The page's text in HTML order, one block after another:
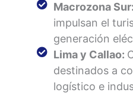
Macrozona Sur:
impulsan el
generación
Lima y Callao:
destinados a
logístico e